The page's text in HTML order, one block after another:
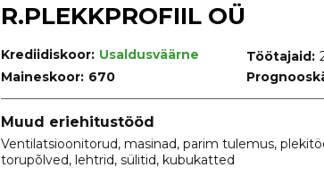
R.PLEKKPROFIIL OÜ
Krediidiskoor: Usaldusväärne
Maineskoor: 670
Töötajaid:
Muud eriehitustööd
Ventilatsioonitorud, masinad, parim tulemus,
torupõlved, lehtrid, sülitid, kubukatted